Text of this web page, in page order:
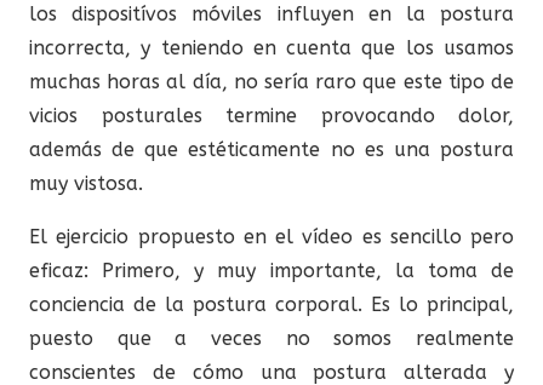
los dispositívos móviles influyen en la postura
incorrecta, y teniendo en cuenta que los usamos
muchas horas al día, no sería raro que este tipo de
vicios posturales termine provocando dolor,
además de que estéticamente no es una postura
muy vistosa.
El ejercicio propuesto en el vídeo es sencillo pero
eficaz: Primero, y muy importante, la toma de
conciencia de la postura corporal. Es lo principal,
puesto que a veces no somos realmente
conscientes de cómo una postura alterada y